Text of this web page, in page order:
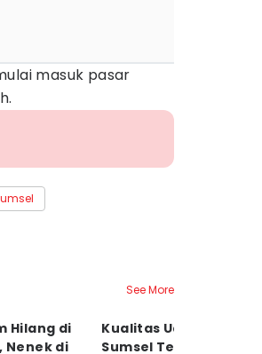
masuk pasar
See More
Hilang di
Nenek di
Kualitas Udara di
Sumsel Terburuk